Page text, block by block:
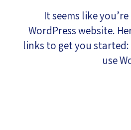
It seems like
WordPress website.
links to get you
use